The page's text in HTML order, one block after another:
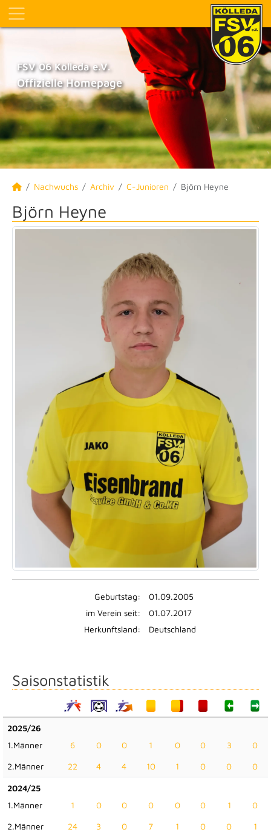
FSV 06 Kölleda e.V.
Offizielle Homepage
Nachwuchs Archiv C-Junioren Björn Heyne
Björn Heyne
Geburtstag:
01.09.2005
im Verein seit:
01.07.2017
Herkunftsland:
Deutschland
Saisonstatistik
2025/26
1.Männer
6 0 0 1 0 0 3 0
2.Männer 22 4 4 10 1 0 0 0
2024/25
1.Männer
1 0 0 0 0 0 1 0
2.Männer 24 3 0 7 1 0 0 1